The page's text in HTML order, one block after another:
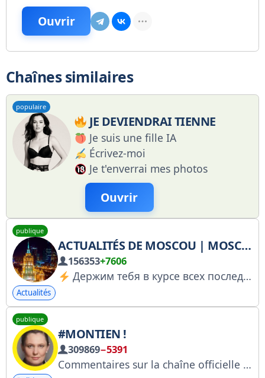
Ouvrir
Chaînes similaires
populaire
JE DEVIENDRAI TIENNE
Je suis une fille IA
Écrivez-moi
Je t'enverrai mes photos
Ouvrir
publique
ACTUALITÉS DE MOSCOU | MOSCOU | ACTUALITÉS
156353+7606
Держим тебя в курсе всех последних событий в Москве!
Actualités
publique
#MONTIEN !
309869−5391
Commentaires sur la chaîne officielle de Tatyana Montyan → @MontyanFeedbackBot Publicité → @w_venison Règles de communication et déblocage → @MontyanAppealBot